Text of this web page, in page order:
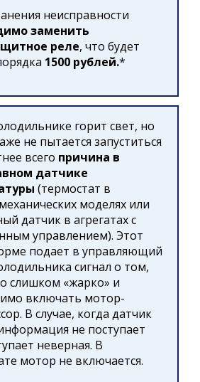
неисправности
заменить
реле, что будет
1500 рублей.*
горит свет, но
не пытается запуститься
всего причина в
датчике
(термостат в
моделях или
датчик в агрегатах с
управлением). Этот
подает в управляющий
сигнал о том,
слишком «жарко» и
включать мотор-
В случае, когда датчик
не поступает
неверная. В
мотор не включается.